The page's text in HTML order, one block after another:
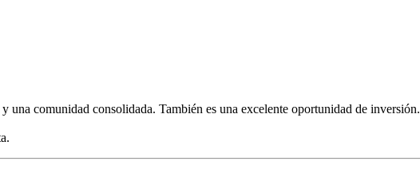
una comunidad consolidada. También es una excelente oportunidad de inversión.